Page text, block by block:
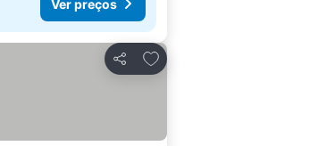
Ver preços
Partilhar
Adicionar aos favoritos